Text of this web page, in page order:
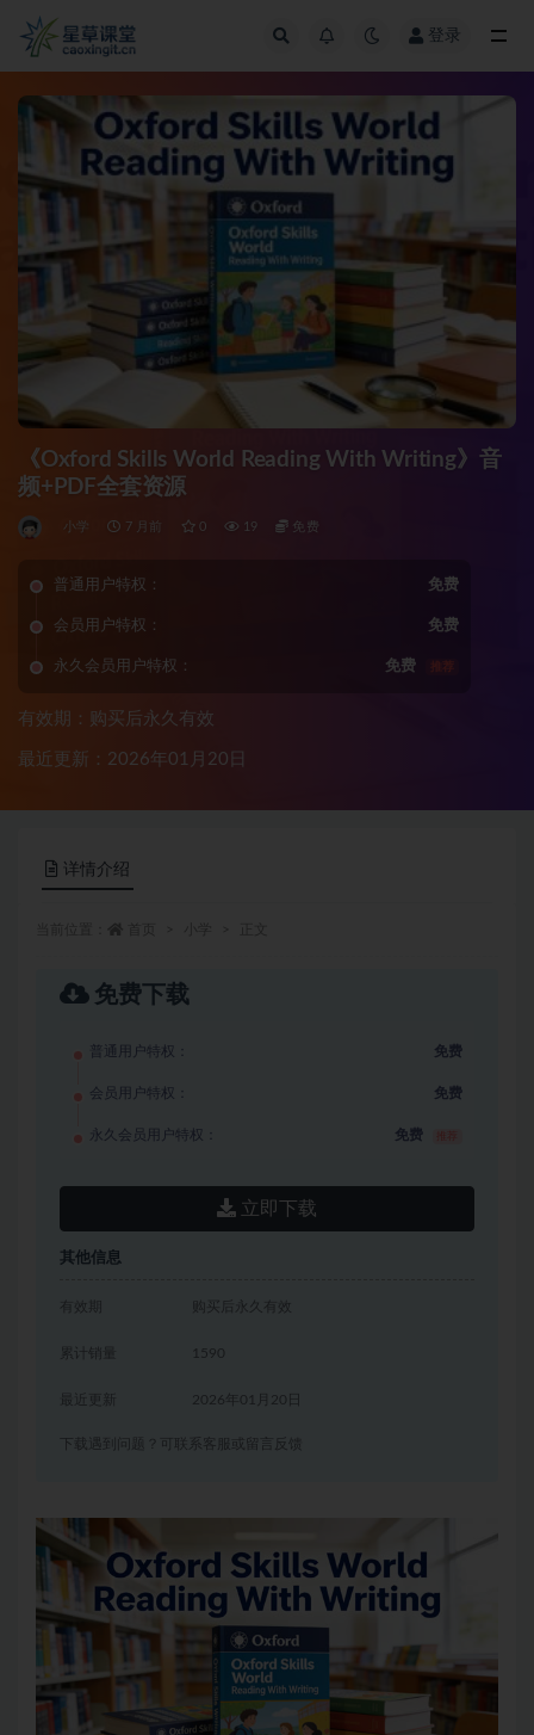
登录
《Oxford Skills World Reading With Writing》音
频+PDF全套资源
小学 7 月前 0 19 免费
普通用户特权： 免费
会员用户特权： 免费
永久会员用户特权： 免费 推荐
有效期：购买后永久有效
最近更新：2026年01月20日
详情介绍
免费下载
普通用户特权： 免费
会员用户特权： 免费
永久会员用户特权： 免费
立即下载
其他信息
有效期 购买后永久有效
累计销量 1590
2026年01月20日
下载遇到问题？可联系客服或留言反馈